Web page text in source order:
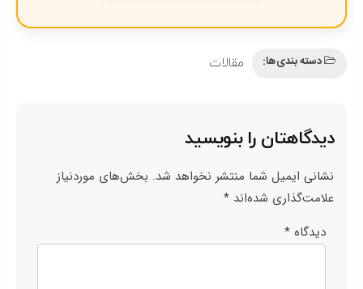
دسته بندی‌ها: مقالات
دیدگاهتان را بنویسید
نشانی ایمیل شما منتشر نخواهد شد. بخش‌های موردنیاز
علامت‌گذاری شده‌اند *
دیدگاه *